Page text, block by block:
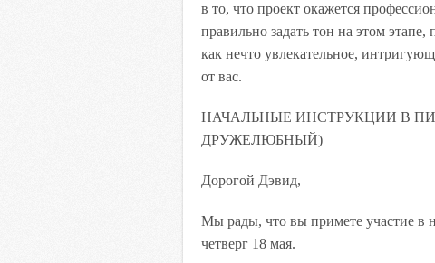
в то, что проект окажется
правильно задать тон на этом
как нечто увлекательное,
от вас.
НАЧАЛЬНЫЕ ИНСТРУКЦИИ В
ДРУЖЕЛЮБНЫЙ)
Дорогой Дэвид,
Мы рады, что вы примете участие в
четверг 18 мая.